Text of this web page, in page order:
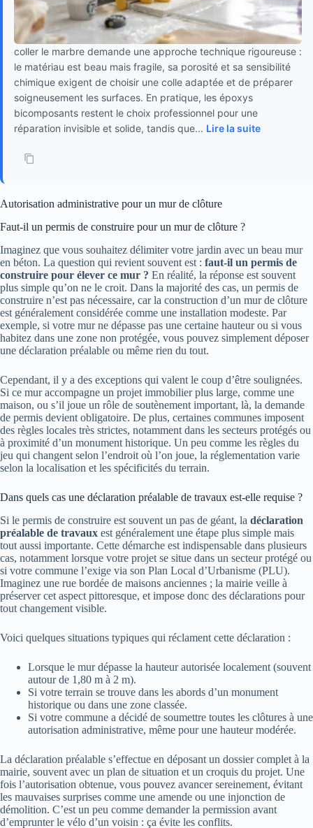
coller le marbre demande une approche technique rigoureuse :
le matériau est beau mais fragile, sa porosité et sa sensibilité
chimique exigent de choisir une colle adaptée et de préparer
soigneusement les surfaces. En pratique, les époxys
bicomposants restent le choix professionnel pour une
réparation invisible et solide, tandis que... Lire la suite
Autorisation administrative pour un mur de clôture
Faut-il un permis de construire pour un mur de clôture ?
Imaginez que vous souhaitez délimiter votre jardin avec un beau mur
en béton. La question qui revient souvent est : faut-il un permis de
construire pour élever ce mur ? En réalité, la réponse est souvent
plus simple qu’on ne le croit. Dans la majorité des cas, un permis de
construire n’est pas nécessaire, car la construction d’un mur de clôture
est généralement considérée comme une installation modeste. Par
exemple, si votre mur ne dépasse pas une certaine hauteur ou si vous
habitez dans une zone non protégée, vous pouvez simplement déposer
une déclaration préalable ou même rien du tout.
Cependant, il y a des exceptions qui valent le coup d’être soulignées.
Si ce mur accompagne un projet immobilier plus large, comme une
maison, ou s’il joue un rôle de soutènement important, là, la demande
de permis devient obligatoire. De plus, certaines communes imposent
des règles locales très strictes, notamment dans les secteurs protégés ou
à proximité d’un monument historique. Un peu comme les règles du
jeu qui changent selon l’endroit où l’on joue, la réglementation varie
selon la localisation et les spécificités du terrain.
Dans quels cas une déclaration préalable de travaux est-elle requise ?
Si le permis de construire est souvent un pas de géant, la déclaration
préalable de travaux est généralement une étape plus simple mais
tout aussi importante. Cette démarche est indispensable dans plusieurs
cas, notamment lorsque votre projet se situe dans un secteur protégé ou
si votre commune l’exige via son Plan Local d’Urbanisme (PLU).
Imaginez une rue bordée de maisons anciennes ; la mairie veille à
préserver cet aspect pittoresque, et impose donc des déclarations pour
tout changement visible.
Voici quelques situations typiques qui réclament cette déclaration :
Lorsque le mur dépasse la hauteur autorisée localement (souvent
autour de 1,80 m à 2 m).
Si votre terrain se trouve dans les abords d’un monument
historique ou dans une zone classée.
Si votre commune a décidé de soumettre toutes les clôtures à une
autorisation administrative, même pour une hauteur modérée.
La déclaration préalable s’effectue en déposant un dossier complet à la
mairie, souvent avec un plan de situation et un croquis du projet. Une
fois l’autorisation obtenue, vous pouvez avancer sereinement, évitant
les mauvaises surprises comme une amende ou une injonction de
démolition. C’est un peu comme demander la permission avant
d’emprunter le vélo d’un voisin : ça évite les conflits.